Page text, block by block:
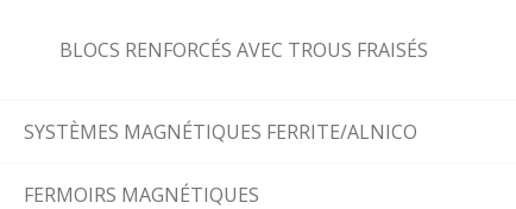
BLOCS RENFORCÉS AVEC TROUS FRAISÉS
SYSTÈMES MAGNÉTIQUES FERRITE/ALNICO
FERMOIRS MAGNÉTIQUES